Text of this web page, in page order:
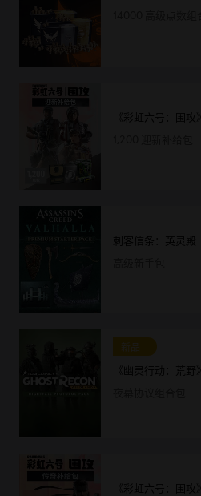
《彩虹六号：围攻》
刺客信条：英灵殿
新品
《幽灵行动：荒野》
《彩虹六号：围攻》